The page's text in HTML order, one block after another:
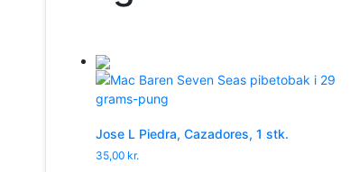
Jose L Piedra, Cazadores, 1 stk.
35,00 kr.